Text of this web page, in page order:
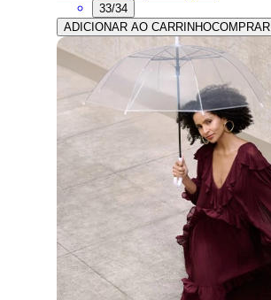
33/34
ADICIONAR AO CARRINHOCOMPRAR